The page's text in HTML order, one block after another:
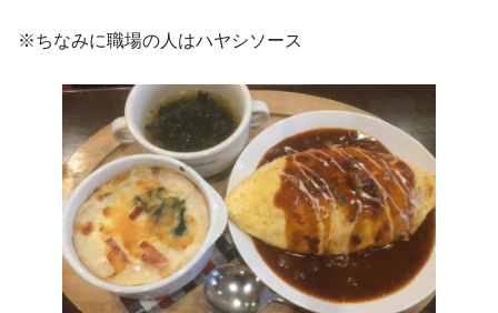
※ちなみに職場の人はハヤシソース